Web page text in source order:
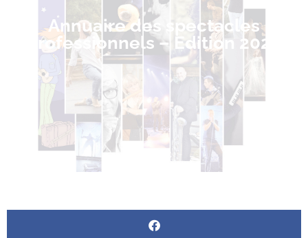
Annuaire des spectacles
professionnels – Edition 2022